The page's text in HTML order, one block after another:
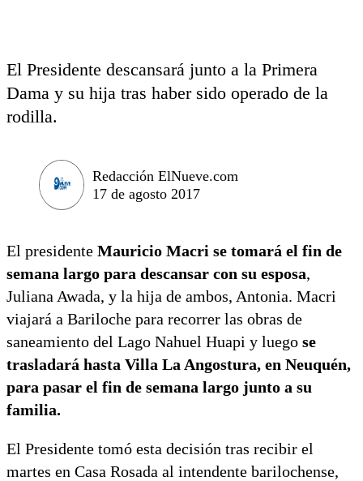
El Presidente descansará junto a la Primera
Dama y su hija tras haber sido operado de la
rodilla.
Redacción ElNueve.com
17 de agosto 2017
El presidente Mauricio Macri se tomará el fin de
semana largo para descansar con su esposa,
Juliana Awada, y la hija de ambos, Antonia. Macri
viajará a Bariloche para recorrer las obras de
saneamiento del Lago Nahuel Huapi y luego se
trasladará hasta Villa La Angostura, en Neuquén,
para pasar el fin de semana largo junto a su
familia.
El Presidente tomó esta decisión tras recibir el
martes en Casa Rosada al intendente barilochense,